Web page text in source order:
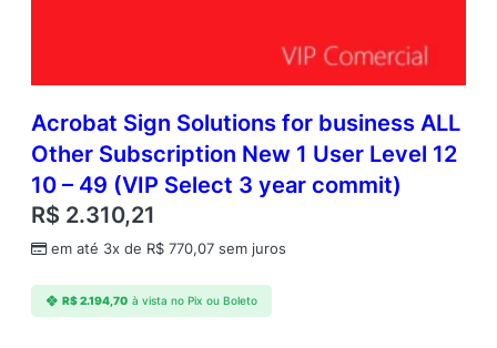
Acrobat Sign Solutions for business ALL
Other Subscription New 1 User Level 12
10 – 49 (VIP Select 3 year commit)
R$ 2.310,21
em até 3x de R$ 770,07 sem juros
R$2.194,70 à vista no Pix ou Boleto